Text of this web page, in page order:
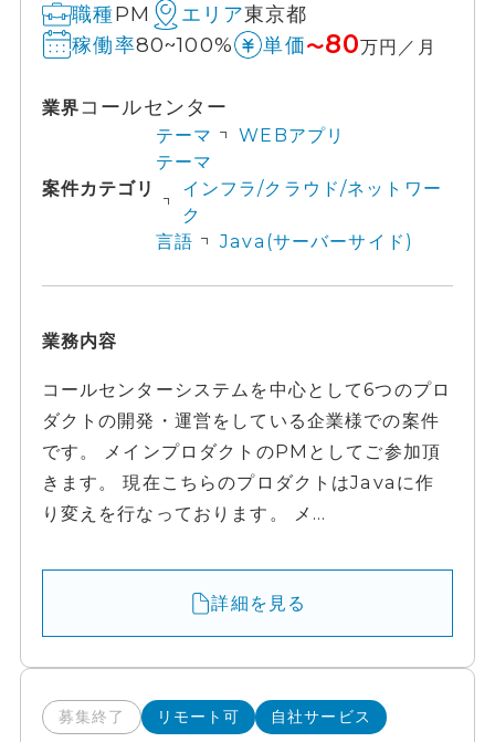
職種PM エリア東京都
稼働率80~100% 単価〜80万円／月
業界コールセンター
案件カテゴリ
テーマ
WEBアプリ
テーマ
インフラ/クラウド/ネットワー
ク
言語
Java(サーバーサイド)
業務内容
コールセンターシステムを中心として6つのプロ
ダクトの開発・運営をしている企業様での案件
です。 メインプロダクトのPMとしてご参加頂
きます。 現在こちらのプロダクトはJavaに作
り変えを行なっております。 メ...
詳細を見る
募集終了 リモート可 自社サービス